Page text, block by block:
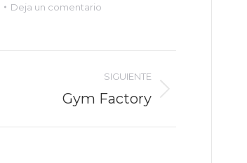
Deja un comentario
SIGUIENTE
Gym Factory